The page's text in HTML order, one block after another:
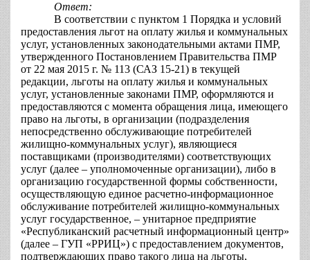
Ответ:
В соответствии с пунктом 1 Порядка и условий
предоставления льгот на оплату жилья и коммунальных
услуг, установленных законодательными актами ПМР,
утвержденного Постановлением Правительства ПМР
от 22 мая 2015 г. № 113 (САЗ 15-21) в текущей
редакции, льготы на оплату жилья и коммунальных
услуг, установленные законами ПМР, оформляются и
предоставляются с момента обращения лица, имеющего
право на льготы, в организации (подразделения
непосредственно обслуживающие потребителей
жилищно-коммунальных услуг), являющиеся
поставщиками (производителями) соответствующих
услуг (далее – уполномоченные организации), либо в
организацию государственной формы собственности,
осуществляющую единое расчетно-информационное
обслуживание потребителей жилищно-коммунальных
услуг государственное, – унитарное предприятие
«Республиканский расчетный информационный центр»
(далее – ГУП «РРИЦ») с предоставлением документов,
подтверждающих право такого лица на льготы,